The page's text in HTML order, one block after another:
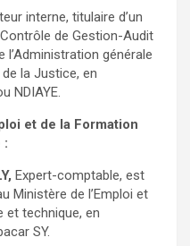
interne, titulaire d’un
de Gestion-Audit
générale
la Justice, en
NDIAYE.
et de la Formation
:
Expert-comptable, est
Ministère de l’Emploi et
et technique, en
SY.